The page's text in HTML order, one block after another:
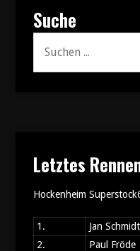
Suche
Suche
Letztes
Hockenheim
1.
Jan Schmidt
2.
Paul Fröde